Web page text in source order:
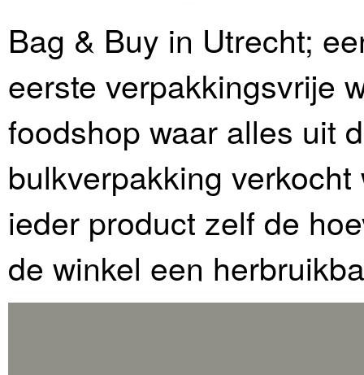
Bag & Buy in Utrecht;
eerste verpakkingsvrije
foodshop waar alles uit
bulkverpakking
ieder product zelf de
de winkel een